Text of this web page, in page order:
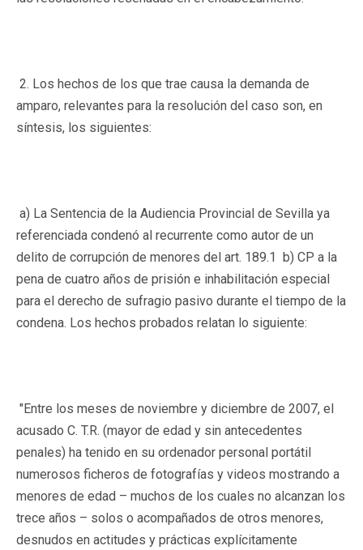
2. Los hechos de los que trae causa la demanda de
amparo, relevantes para la resolución del caso son, en
síntesis, los siguientes:
a) La Sentencia de la Audiencia Provincial de Sevilla ya
referenciada condenó al recurrente como autor de un
delito de corrupción de menores del art. 189.1 b) CP a la
pena de cuatro años de prisión e inhabilitación especial
para el derecho de sufragio pasivo durante el tiempo de la
condena. Los hechos probados relatan lo siguiente:
"Entre los meses de noviembre y diciembre de 2007, el
acusado C. T.R. (mayor de edad y sin antecedentes
penales) ha tenido en su ordenador personal portátil
numerosos ficheros de fotografías y videos mostrando a
menores de edad – muchos de los cuales no alcanzan los
trece años – solos o acompañados de otros menores,
desnudos en actitudes y prácticas explícitamente